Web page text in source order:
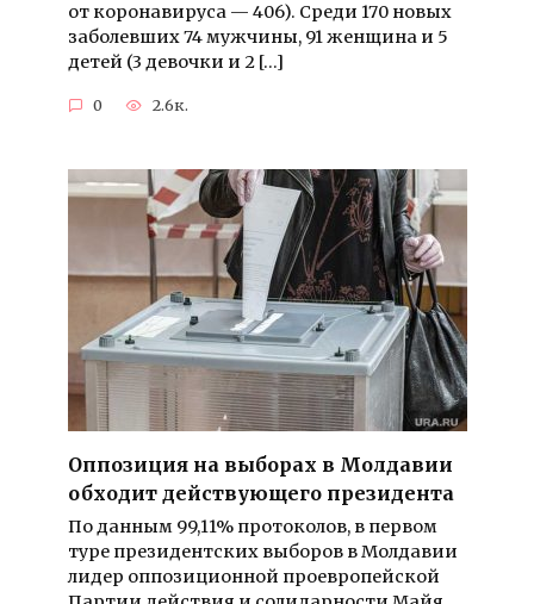
от коронавируса — 406). Среди 170 новых
заболевших 74 мужчины, 91 женщина и 5
детей (3 девочки и 2 […]
0 2.6к.
Оппозиция на выборах в Молдавии
обходит действующего президента
По данным 99,11% протоколов, в первом
туре президентских выборов в Молдавии
лидер оппозиционной проевропейской